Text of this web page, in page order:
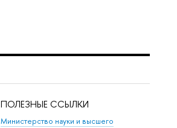
ПОЛЕЗНЫЕ ССЫЛКИ
Министерство науки и высшего